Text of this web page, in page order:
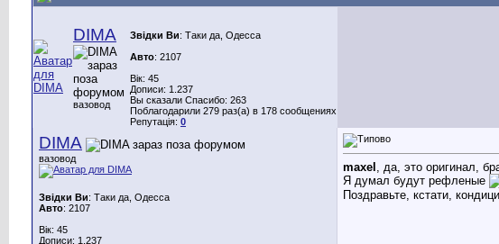
DIMA
вазовод
Звідки Ви: Таки да, Одесса
Авто: 2107
Вік: 45
Дописи: 1.237
Вы сказали Спасибо: 263
Поблагодарили 279 раз(а) в 178 сообщениях
Репутація: 0
DIMA
вазовод
Звідки Ви: Таки да, Одесса
Авто: 2107
Вік: 45
Дописи: 1.237
maxel
, да, это оригинал,
Я думал будут рефленые
Поздравьте, кстати,